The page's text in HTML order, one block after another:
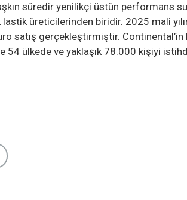
süredir yenilikçi üstün performans
lastik üreticilerinden biridir. 2025 mali
satış gerçekleştirmiştir.
54 ülkede ve yaklaşık 78.000 kişiyi